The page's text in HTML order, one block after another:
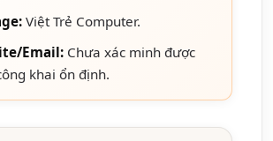
Việt Trẻ Computer.
Email: Chưa xác minh được
khai ổn định.